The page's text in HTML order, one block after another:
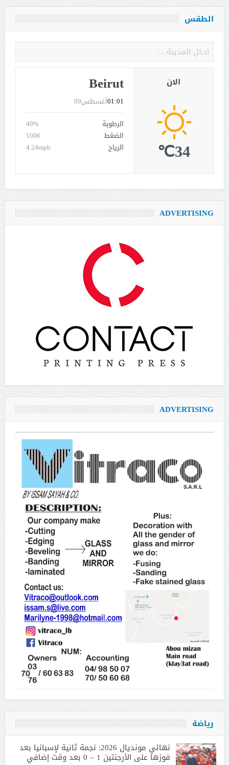
الطقس
Beirut
أغسطس0901:01
الرطوبة
49%
الضغط
1006
الرياح
4.24mph
الان
34℃
ADVERTISING
ADVERTISING
رياضة
نهائي مونديال 2026: نجمة ثانية لإسبانيا بعد
فوزها على الأرجنتين 1 – 0 بعد وقت إضافي